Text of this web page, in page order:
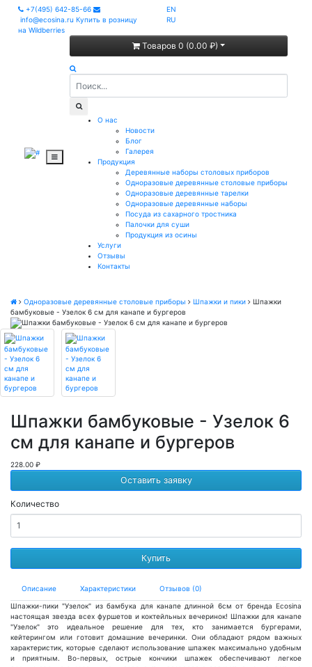
+7(495) 642-85-66
info@ecosina.ru Купить в розницу
на Wildberries
EN
RU
Товаров 0 (0.00 ₽)
О нас
Новости
Блог
Галерея
Продукция
Деревянные наборы столовых приборов
Одноразовые деревянные столовые приборы
Одноразовые деревянные тарелки
Одноразовые деревянные наборы
Посуда из сахарного тростника
Палочки для суши
Продукция из осины
Услуги
Отзывы
Контакты
Одноразовые деревянные столовые приборы Шпажки и пики
Шпажки
бамбуковые - Узелок 6 см для канапе и бургеров
Шпажки бамбуковые - Узелок 6
см для канапе и бургеров
228.00 ₽
Оставить заявку
Количество
Купить
Описание Характеристики Отзывов (0)
Шпажки-пики "Узелок" из бамбука для канапе длинной 6см от бренда Ecosina
настоящая звезда всех фуршетов и коктейльных вечеринок! Шпажки для канапе
"Узелок" это идеальное решение для тех, кто занимается бургерами,
кейтерингом или готовит домашние вечеринки. Они обладают рядом важных
характеристик, которые сделают использование шпажек максимально удобным
и приятным. Во-первых, острые кончики шпажек обеспечивают легкое